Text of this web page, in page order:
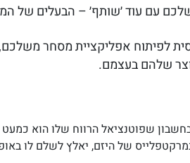
עם עוד ׳שותף׳ – הבעלים של
לפיתוח אפליקציית מסחר
שלהם בעצמם.
של היזם, יאלץ לשלם לו